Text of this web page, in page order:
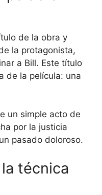
de la obra y
la protagonista,
a Bill. Este título
de la película: una
un simple acto de
por la justicia
pasado doloroso.
técnica